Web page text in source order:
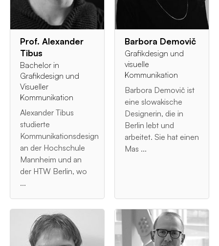
Prof. Alexander
Tibus
Bachelor in
Grafikdesign und
Visueller
Kommunikation
Alexander Tibus
studierte
Kommunikationsdesign
an der Hochschule
Mannheim und an
der HTW Berlin, wo
...
Barbora Demovič
Grafikdesign und
visuelle
Kommunikation
Barbora Demovič ist
eine slowakische
Designerin, die in
Berlin lebt und
arbeitet. Sie hat einen
Mas ...